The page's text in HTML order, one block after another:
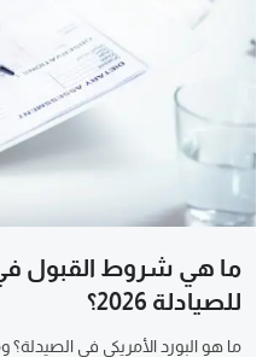
ما هي شروط القبول في
للصيادلة 2026؟
ما هو البورد الأمريكي في